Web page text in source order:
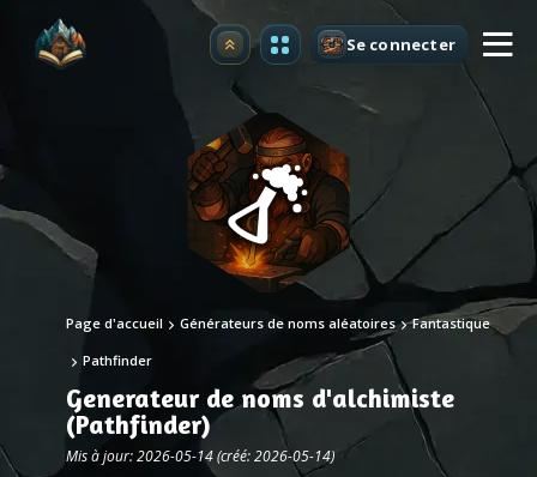
Premium Se connecter
Page d'accueil Générateurs de noms aléatoires Fantastique
Pathfinder
Generateur de noms d'alchimiste
(Pathfinder)
Mis à jour: 2026-05-14 (créé: 2026-05-14)